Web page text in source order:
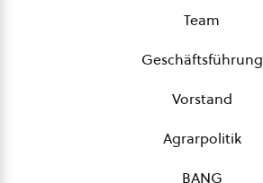
Team
Geschäftsführung
Vorstand
Agrarpolitik
BANG